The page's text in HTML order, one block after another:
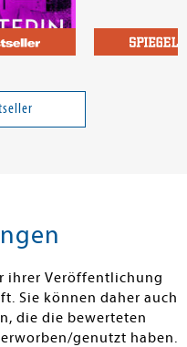
Wurde ihr
ihrer Veröffentlichung
Sie können daher auch
die die bewerteten
genutzt haben.